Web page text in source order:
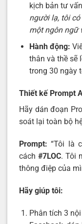
kịch bản tư
người lạ, tôi
một ngôn ngữ
Hành động:
thân và thề sẽ
trong 30 ngày
Thiết kế Prompt
Hãy dán đoạn
soát lại toàn bộ
Prompt: “Tôi là
cách#7LOC. Tôi
thông điệp của
Hãy giúp tôi:
Phân tích 3